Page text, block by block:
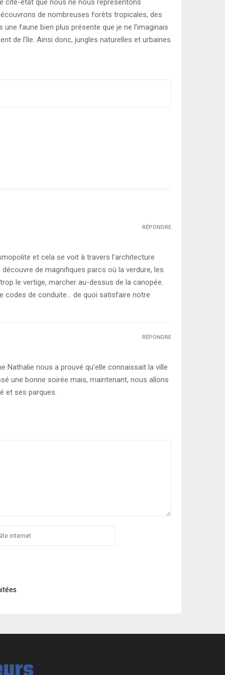
cité-état que nous ne nous représentons
de nombreuses forêts tropicales, des
faune bien plus présente que je ne l’imaginais
de l’île. Ainsi donc, jungles naturelles et urbaines
et cela se voit à travers l’architecture
de magnifiques parcs où la verdure, les
le vertige, marcher au-dessus de la canopée.
codes de conduite… de quoi satisfaire notre
RÉPONDRE
nous a prouvé qu’elle connaissait la ville
une bonne soirée mais, maintenant, nous allons
et ses parques.
RÉPONDRE